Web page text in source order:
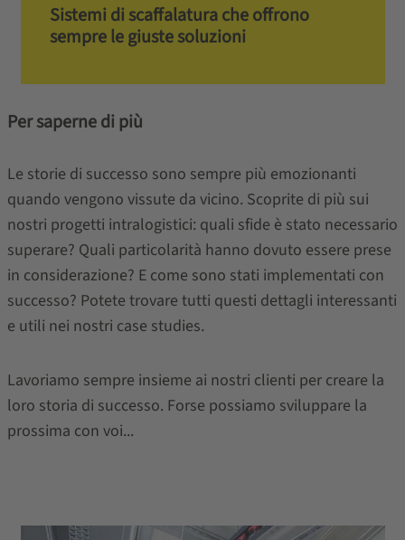
Sistemi di scaffalatura che offrono
sempre le giuste soluzioni
Per saperne di più
Le storie di successo sono sempre più emozionanti
quando vengono vissute da vicino. Scoprite di più sui
nostri progetti intralogistici: quali sfide è stato necessario
superare? Quali particolarità hanno dovuto essere prese
in considerazione? E come sono stati implementati con
successo? Potete trovare tutti questi dettagli interessanti
e utili nei nostri case studies.
Lavoriamo sempre insieme ai nostri clienti per creare la
loro storia di successo. Forse possiamo sviluppare la
prossima con voi...